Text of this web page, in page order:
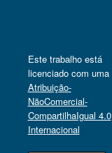
Este trabalho está
licenciado com uma
Atribuição-
NãoComercial-
CompartilhaIgual 4.0
Internacional